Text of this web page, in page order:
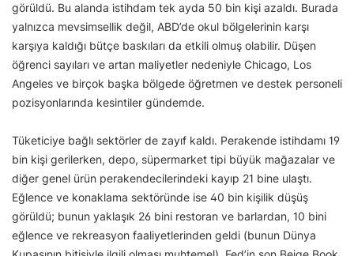
görüldü. Bu alanda istihdam tek ayda 50 bin kişi azaldı. Burada
yalnızca mevsimsellik değil, ABD’de okul bölgelerinin karşı
karşıya kaldığı bütçe baskıları da etkili olmuş olabilir. Düşen
öğrenci sayıları ve artan maliyetler nedeniyle Chicago, Los
Angeles ve birçok başka bölgede öğretmen ve destek personeli
pozisyonlarında kesintiler gündemde.
Tüketiciye bağlı sektörler de zayıf kaldı. Perakende istihdamı 19
bin kişi gerilerken, depo, süpermarket tipi büyük mağazalar ve
diğer genel ürün perakendecilerindeki kayıp 21 bine ulaştı.
Eğlence ve konaklama sektöründe ise 40 bin kişilik düşüş
görüldü; bunun yaklaşık 26 bini restoran ve barlardan, 10 bini
eğlence ve rekreasyon faaliyetlerinden geldi (bunun Dünya